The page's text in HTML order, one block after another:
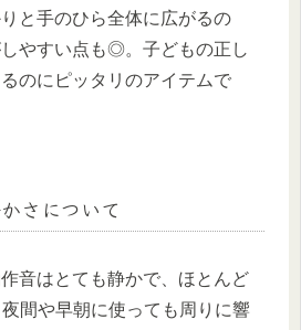
と手のひら全体に広がるの
やすい点も◎。子どもの正し
のにピッタリのアイテムで
さについて
音はとても静かで、ほとんど
間や早朝に使っても周りに響